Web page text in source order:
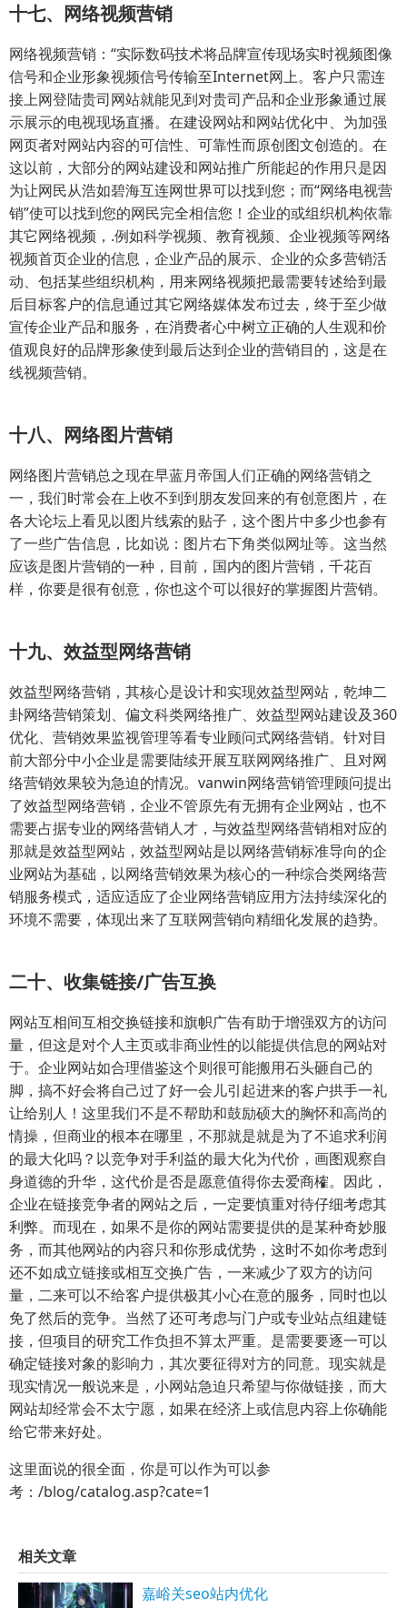
十七、网络视频营销
网络视频营销：“实际数码技术将品牌宣传现场实时视频图像
信号和企业形象视频信号传输至Internet网上。客户只需连
接上网登陆贵司网站就能见到对贵司产品和企业形象通过展
示展示的电视现场直播。在建设网站和网站优化中、为加强
网页者对网站内容的可信性、可靠性而原创图文创造的。在
这以前，大部分的网站建设和网站推广所能起的作用只是因
为让网民从浩如碧海互连网世界可以找到您；而“网络电视营
销”使可以找到您的网民完全相信您！企业的或组织机构依靠
其它网络视频，.例如科学视频、教育视频、企业视频等网络
视频首页企业的信息，企业产品的展示、企业的众多营销活
动、包括某些组织机构，用来网络视频把最需要转述给到最
后目标客户的信息通过其它网络媒体发布过去，终于至少做
宣传企业产品和服务，在消费者心中树立正确的人生观和价
值观良好的品牌形象使到最后达到企业的营销目的，这是在
线视频营销。
十八、网络图片营销
网络图片营销总之现在早蓝月帝国人们正确的网络营销之
一，我们时常会在上收不到到朋友发回来的有创意图片，在
各大论坛上看见以图片线索的贴子，这个图片中多少也参有
了一些广告信息，比如说：图片右下角类似网址等。这当然
应该是图片营销的一种，目前，国内的图片营销，千花百
样，你要是很有创意，你也这个可以很好的掌握图片营销。
十九、效益型网络营销
效益型网络营销，其核心是设计和实现效益型网站，乾坤二
卦网络营销策划、偏文科类网络推广、效益型网站建设及360
优化、营销效果监视管理等看专业顾问式网络营销。针对目
前大部分中小企业是需要陆续开展互联网网络推广、且对网
络营销效果较为急迫的情况。vanwin网络营销管理顾问提出
了效益型网络营销，企业不管原先有无拥有企业网站，也不
需要占据专业的网络营销人才，与效益型网络营销相对应的
那就是效益型网站，效益型网站是以网络营销标准导向的企
业网站为基础，以网络营销效果为核心的一种综合类网络营
销服务模式，适应适应了企业网络营销应用方法持续深化的
环境不需要，体现出来了互联网营销向精细化发展的趋势。
二十、收集链接/广告互换
网站互相间互相交换链接和旗帜广告有助于增强双方的访问
量，但这是对个人主页或非商业性的以能提供信息的网站对
于。企业网站如合理借鉴这个则很可能搬用石头砸自己的
脚，搞不好会将自己过了好一会儿引起进来的客户拱手一礼
让给别人！这里我们不是不帮助和鼓励硕大的胸怀和高尚的
情操，但商业的根本在哪里，不那就是就是为了不追求利润
的最大化吗？以竞争对手利益的最大化为代价，画图观察自
身道德的升华，这代价是否是愿意值得你去爱商榷。因此，
企业在链接竞争者的网站之后，一定要慎重对待仔细考虑其
利弊。而现在，如果不是你的网站需要提供的是某种奇妙服
务，而其他网站的内容只和你形成优势，这时不如你考虑到
还不如成立链接或相互交换广告，一来减少了双方的访问
量，二来可以不给客户提供极其小心在意的服务，同时也以
免了然后的竞争。当然了还可考虑与门户或专业站点组建链
接，但项目的研究工作负担不算太严重。是需要要逐一可以
确定链接对象的影响力，其次要征得对方的同意。现实就是
现实情况一般说来是，小网站急迫只希望与你做链接，而大
网站却经常会不太宁愿，如果在经济上或信息内容上你确能
给它带来好处。
这里面说的很全面，你是可以作为可以参
考：/blog/catalog.asp?cate=1
相关文章
嘉峪关seo站内优化